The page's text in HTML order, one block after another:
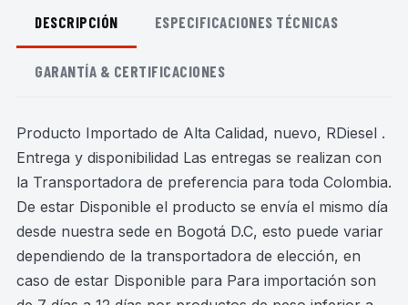
DESCRIPCIÓN ESPECIFICACIONES TÉCNICAS
GARANTÍA & CERTIFICACIONES
Producto Importado de Alta Calidad, nuevo, RDiesel .
Entrega y disponibilidad Las entregas se realizan con
la Transportadora de preferencia para toda Colombia.
De estar Disponible el producto se envía el mismo día
desde nuestra sede en Bogotá D.C, esto puede variar
dependiendo de la transportadora de elección, en
caso de estar Disponible para Para importación son